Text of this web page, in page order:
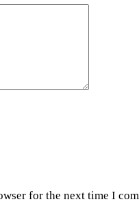
for the next time I